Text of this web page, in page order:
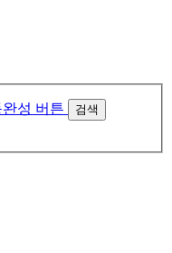
검색